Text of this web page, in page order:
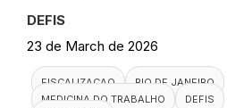
DEFIS
23 de March de 2026
FISCALIZACAO
RIO DE JANEIRO
MEDICINA DO TRABALHO
DEFIS